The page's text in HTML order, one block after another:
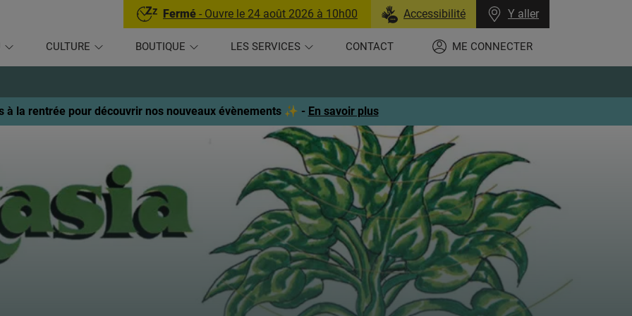
Fermé - Ouvre le 24 août 2026 à 10h00 Accessibilité Y aller
CULTURE BOUTIQUE LES SERVICES CONTACT ME CONNECTER
à la rentrée pour découvrir nos nouveaux évènements ✨ - En savoir plus